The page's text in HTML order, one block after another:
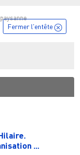
Fermer l'entête
...